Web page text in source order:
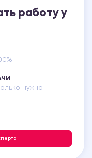
работу у
нужно